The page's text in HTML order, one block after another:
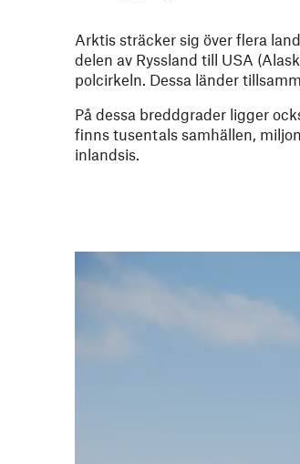
Arktis sträcker sig över flera
delen av Ryssland till USA
polcirkeln. Dessa länder
På dessa breddgrader ligger
finns tusentals samhällen,
inlandsis.